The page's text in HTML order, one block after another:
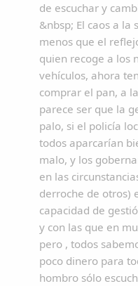
de escuchar y
&nbsp; El caos a la
menos que el
quien recoge a los
vehículos, ahora
comprar el pan, a
parece ser que la
palo, si el policía
todos aparcarían
malo, y los
en las
derroche de otros)
capacidad de
y con las que en
pero , todos
poco dinero para
hombro sólo